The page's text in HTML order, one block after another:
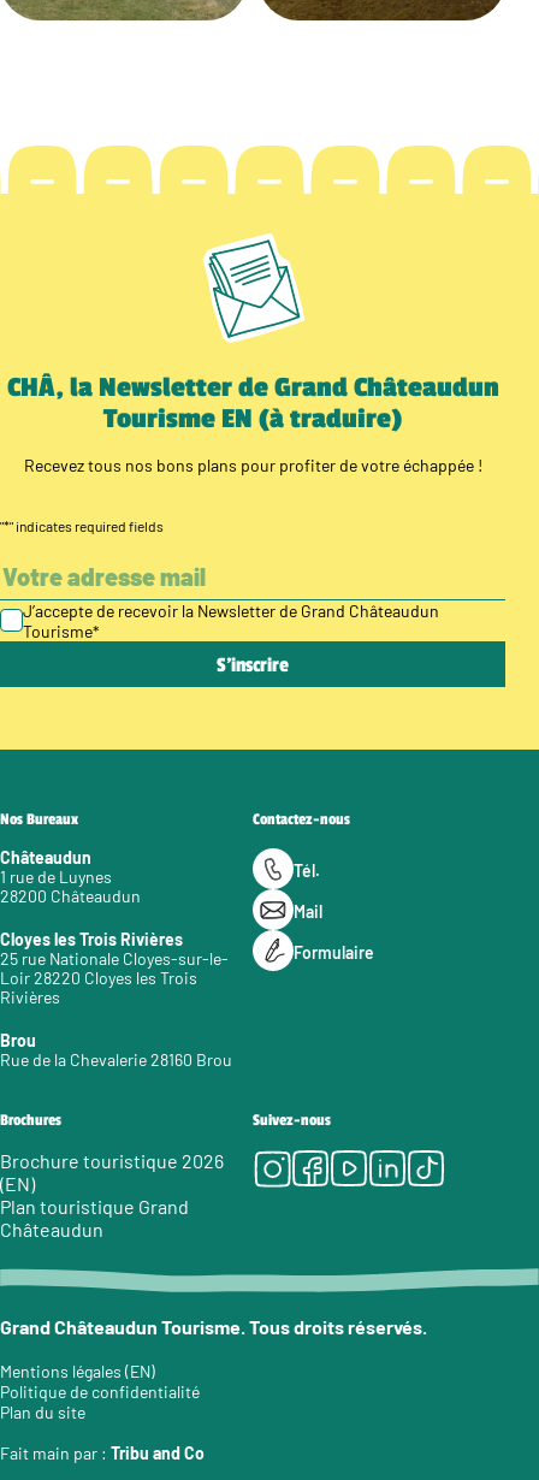
CHÂ, la Newsletter de Grand Châteaudun
Tourisme EN (à traduire)
Recevez tous nos bons plans pour profiter de votre échappée !
"*" indicates required fields
J’accepte de recevoir la Newsletter de Grand Châteaudun
Tourisme*
Nos Bureaux
Châteaudun
1 rue de Luynes
28200 Châteaudun
Cloyes les Trois Rivières
25 rue Nationale Cloyes-sur-le-
Loir 28220 Cloyes les Trois
Rivières
Brou
Rue de la Chevalerie 28160 Brou
Contactez-nous
Tél.
Mail
Formulaire
Brochures
Brochure touristique 2026
(EN)
Plan touristique Grand
Châteaudun
Suivez-nous
Instagram
Facebook
Youtube
LinkedIn
Tiktok
Grand Châteaudun Tourisme. Tous droits réservés.
Mentions légales (EN)
Politique de confidentialité
Plan du site
Fait main par : Tribu and Co